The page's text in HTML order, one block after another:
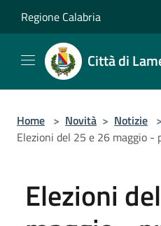
Regione Calabria
Città di
Home > Novità > Notizie >
Elezioni del 25 e 26 maggio -
Elezioni